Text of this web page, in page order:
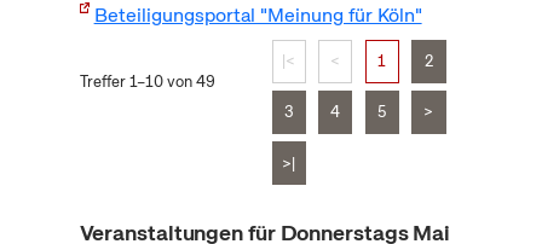
Beteiligungsportal "Meinung für Köln"
Treffer 1–10 von 49
|< < 1 2
3 4 5 >
>|
Veranstaltungen für Donnerstags Mai